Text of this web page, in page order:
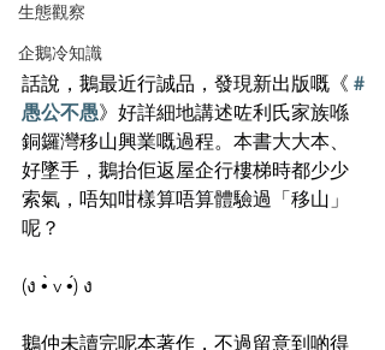
生態觀察
企鵝冷知識
話說，鵝最近行誠品，發現新出版嘅《 #
愚公不愚》好詳細地講述咗利氏家族喺
銅鑼灣移山興業嘅過程。本書大大本、
好墜手，鵝抬佢返屋企行樓梯時都少少
索氣，唔知咁樣算唔算體驗過「移山」
呢？
(ง •̀ v •́) ง
鵝仲未讀完呢本著作，不過留意到啲得